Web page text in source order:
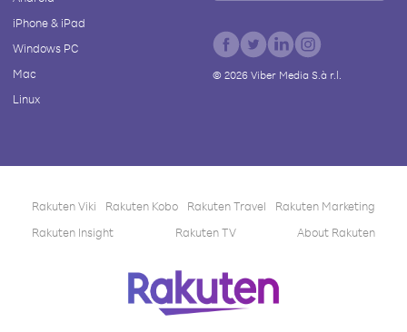
iPhone & iPad
Windows PC
Mac
Linux
© 2026Viber Media S.à r.l.
Rakuten Viki Rakuten Kobo Rakuten Travel
Rakuten Marketing
Rakuten Insight
Rakuten TV About Rakuten